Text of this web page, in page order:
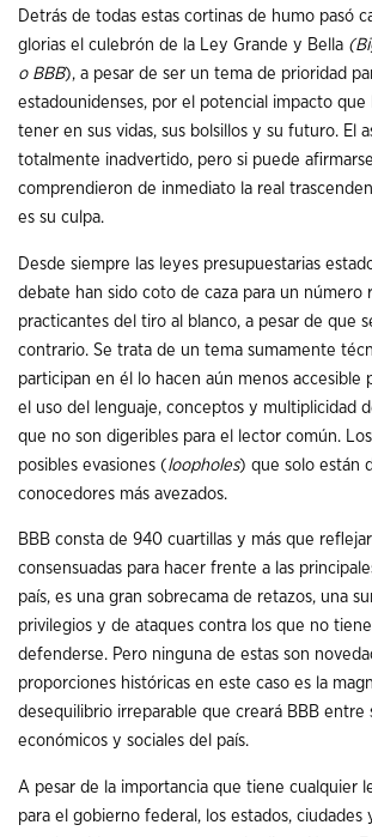
Detrás de todas estas cortinas de humo pasó
glorias el culebrón de la Ley Grande y Bella
o BBB), a pesar de ser un tema de prioridad
estadounidenses, por el potencial impacto que
tener en sus vidas, sus bolsillos y su futuro. El
totalmente inadvertido, pero si puede
comprendieron de inmediato la real
es su culpa.
Desde siempre las leyes presupuestarias
debate han sido coto de caza para un número
practicantes del tiro al blanco, a pesar de que
contrario. Se trata de un tema sumamente
participan en él lo hacen aún menos accesible
el uso del lenguaje, conceptos y multiplicidad
que no son digeribles para el lector común.
posibles evasiones (loopholes) que solo están
conocedores más avezados.
BBB consta de 940 cuartillas y más que
consensuadas para hacer frente a las
país, es una gran sobrecama de retazos, una
privilegios y de ataques contra los que no
defenderse. Pero ninguna de estas son
proporciones históricas en este caso es la
desequilibrio irreparable que creará BBB entre
económicos y sociales del país.
A pesar de la importancia que tiene cualquier
para el gobierno federal, los estados, ciudades